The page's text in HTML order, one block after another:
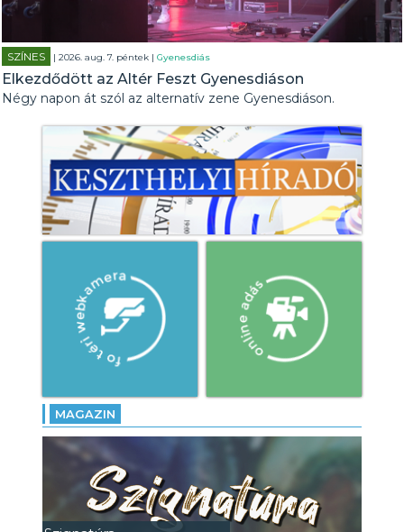
SZÍNES | 2026. aug. 7. péntek |Gyenesdiás
Elkezdődött az Altér Feszt Gyenesdiáson
Négy napon át szól az alternatív zene Gyenesdiáson.
MAGAZIN